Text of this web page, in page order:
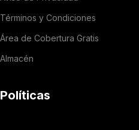
Términos y Condiciones
Área de Cobertura Gratis
Almacén
Políticas